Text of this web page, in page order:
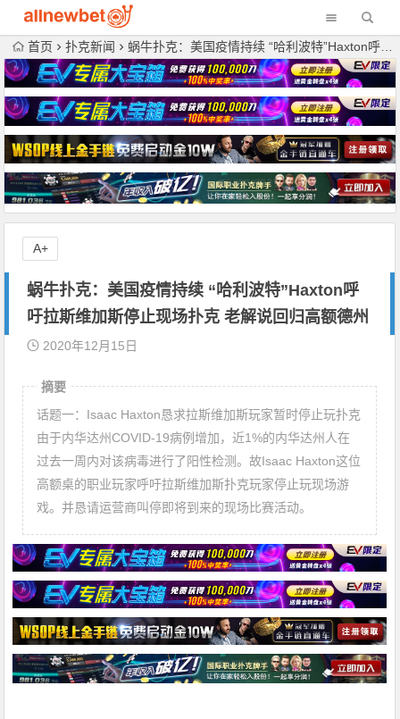
首页 扑克新闻 蜗牛扑克：美国疫情持续 “哈利波特”Haxton呼吁拉斯维加斯停止现场扑克 老解说回归高额德州
蜗牛扑克：美国疫情持续 “哈利波特”Haxton呼
吁拉斯维加斯停止现场扑克 老解说回归高额德州
2020年12月15日
摘要
话题一：Isaac Haxton恳求拉斯维加斯玩家暂时停止玩扑克
由于内华达州COVID-19病例增加，近1%的内华达州人在
过去一周内对该病毒进行了阳性检测。故Isaac Haxton这位
高额桌的职业玩家呼吁拉斯维加斯扑克玩家停止玩现场游
戏。并恳请运营商叫停即将到来的现场比赛活动。
A+